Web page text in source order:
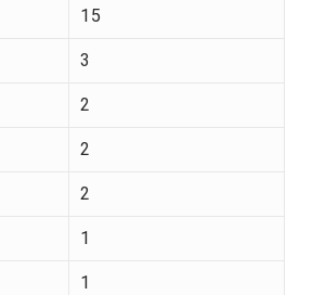
15
3
2
2
2
1
1